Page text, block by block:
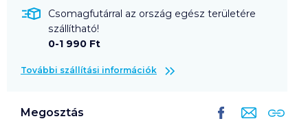
Csomagfutárral az ország egész területére
szállítható!
0-1 990 Ft
További szállítási információk
Megosztás